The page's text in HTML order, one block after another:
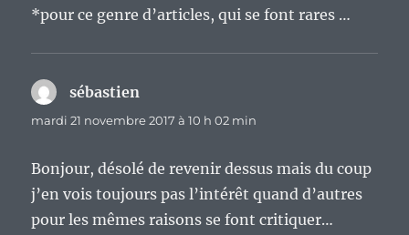
*pour ce genre d’articles, qui se font rares …
sébastien
mardi 21 novembre 2017 à 10 h 02 min
Bonjour, désolé de revenir dessus mais du coup
j’en vois toujours pas l’intérêt quand d’autres
pour les mêmes raisons se font critiquer…